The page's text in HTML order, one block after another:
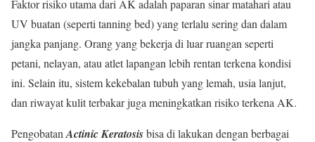
Faktor risiko utama dari AK adalah paparan sinar matahari atau
UV buatan (seperti tanning bed) yang terlalu sering dan dalam
jangka panjang. Orang yang bekerja di luar ruangan seperti
petani, nelayan, atau atlet lapangan lebih rentan terkena kondisi
ini. Selain itu, sistem kekebalan tubuh yang lemah, usia lanjut,
dan riwayat kulit terbakar juga meningkatkan risiko terkena AK.
Pengobatan Actinic Keratosisbisa di lakukan dengan berbagai